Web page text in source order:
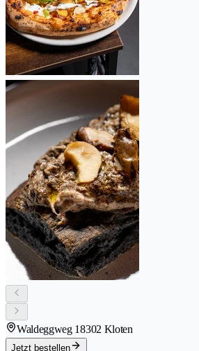
Waldeggweg 18302 Kloten
Jetzt bestellen